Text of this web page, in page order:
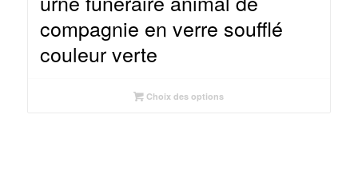
compagnie en verre soufflé
couleur verte
Choix des options